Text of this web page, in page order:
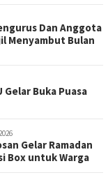
Dan Anggota
Menyambut Bulan
Gelar Buka Puasa
Gelar Ramadan
Box untuk Warga